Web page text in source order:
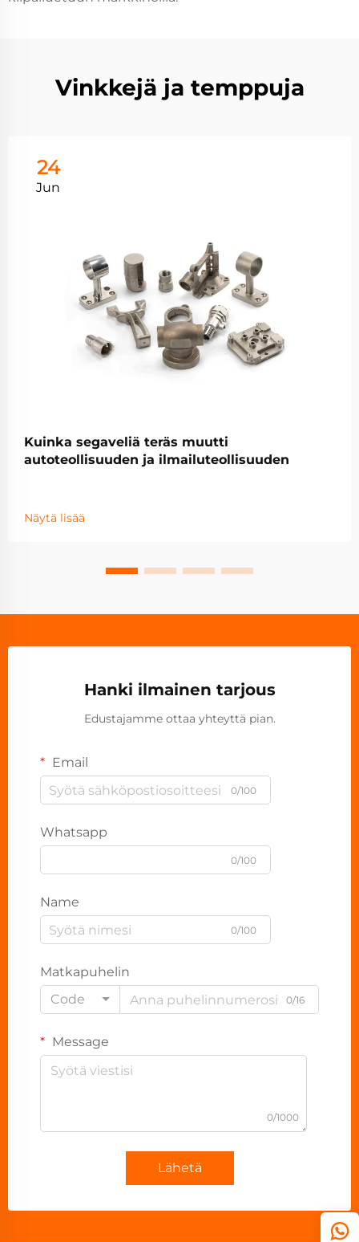
Vinkkejä ja temppuja
24
Jun
Kuinka segaveliä teräs muutti
autoteollisuuden ja ilmailuteollisuuden
Näytä lisää
Hanki ilmainen tarjous
Edustajamme ottaa yhteyttä pian.
Email
0/100
Whatsapp
0/100
Name
0/100
Matkapuhelin
Code
0/16
Message
0/1000
Lähetä